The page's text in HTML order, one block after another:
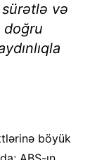
və
doğru
böyük